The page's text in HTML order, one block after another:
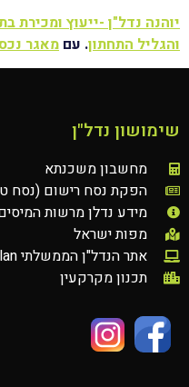
יוהנה נדל"ן -ייעוץ
והגליל התחתון. עם מאגר
שימושון נדל"ן
מחשבון משכנתא
הפקת נסח רישום (נסח
מידע נדלן מרשות
מפות ישראל
אתר הנדל"ן הממשלתי gov nadlan
תכנון מקרקעין